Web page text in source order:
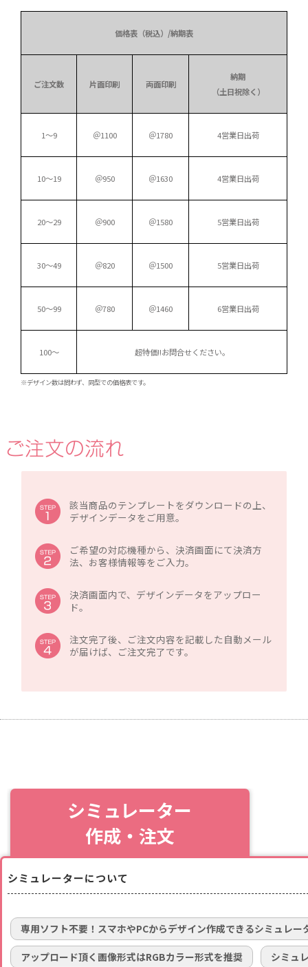
価格表（税込）/納期表
ご注文数 片面印刷 両面印刷
納期
（土日祝除く）
1～9 ＠1100 ＠1780 4営業日出荷
10～19 ＠950 ＠1630 4営業日出荷
20～29 ＠900 ＠1580 5営業日出荷
30～49 ＠820 ＠1500 5営業日出荷
50～99 ＠780 ＠1460 6営業日出荷
100～ 超特価!!お問合せください。
※デザイン数は問わず、同型での価格表です。
該当商品のテンプレートをダウンロードの上、
デザインデータをご用意。
ご希望の対応機種から、決済画面にて決済方
法、お客様情報等をご入力。
決済画面内で、デザインデータをアップロー
ド。
注文完了後、ご注文内容を記載した自動メール
が届けば、ご注文完了です。
シミュレーター
作成・注文
シミュレーターについて
専用ソフト不要！スマホやPCからデザイン作成できるシミュレー
アップロード頂く画像形式はRGBカラー形式を推奨 シミュ